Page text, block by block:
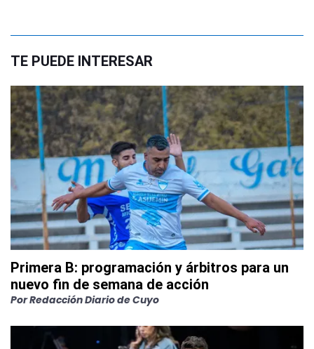
TE PUEDE INTERESAR
Primera B: programación y árbitros para un
nuevo fin de semana de acción
PorRedacción Diario de Cuyo